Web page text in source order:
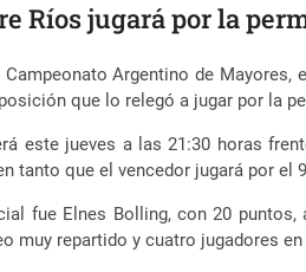
Ríos jugará por la
Argentino de
que lo relegó a jugar por la
este jueves a las 21:30 horas
tanto que el vencedor jugará por el
fue Elnes Bolling, con 20
muy repartido y cuatro jugadores